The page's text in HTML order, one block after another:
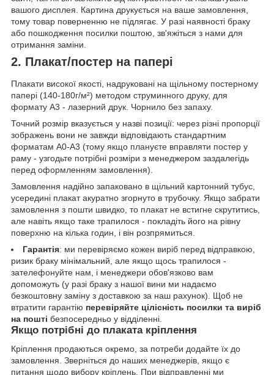
вашого дисплея. Картина друкується на ваше замовлення,
тому товар поверненню не підлягає. У разі наявності браку
або пошкодження посилки поштою, зв'яжіться з нами для
отримання заміни.
2. Плакат/постер на папері
Плакати високої якості, надруковані на щільному постерному
папері (140-180г/м²) методом струминного друку, для
формату А3 - лазерний друк. Чорнило без запаху.
Точний розмір вказується у назві позиції: через різні пропорції
зображень вони не завжди відповідають стандартним
форматам А0-А3 (тому якщо плануєте вправляти постер у
раму - узгодьте потрібні розміри з менеджером заздалегідь
перед оформленням замовлення).
Замовлення надійно запаковано в щільний картонний тубус,
усередині плакат акуратно згорнуто в трубочку. Якщо забрати
замовлення з пошти швидко, то плакат не встигне скрутитись,
але навіть якщо таке трапилося - покладіть його на рівну
поверхню на кілька годин, і він розпрямиться.
Гарантія: ми перевіряємо кожен виріб перед відправкою,
ризик браку мінімальний, але якщо щось трапилося -
зателефонуйте нам, і менеджери обов'язково вам
допоможуть (у разі браку з нашої вини ми надаємо
безкоштовну заміну з доставкою за наш рахунок). Щоб не
втратити гарантію перевіряйте цілісність посилки та виріб
на пошті безпосередньо у відділенні.
Якщо потрібні до плаката кріплення
Кріплення продаються окремо, за потреби додайте їх до
замовлення. Зверніться до наших менеджерів, якщо є
питання щодо вибору кріплень. При відправленні ми